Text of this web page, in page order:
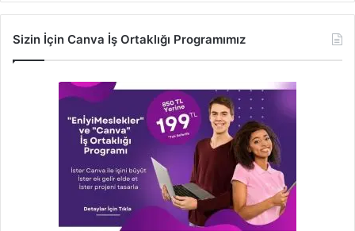
Sizin İçin Canva İş Ortaklığı Programımız